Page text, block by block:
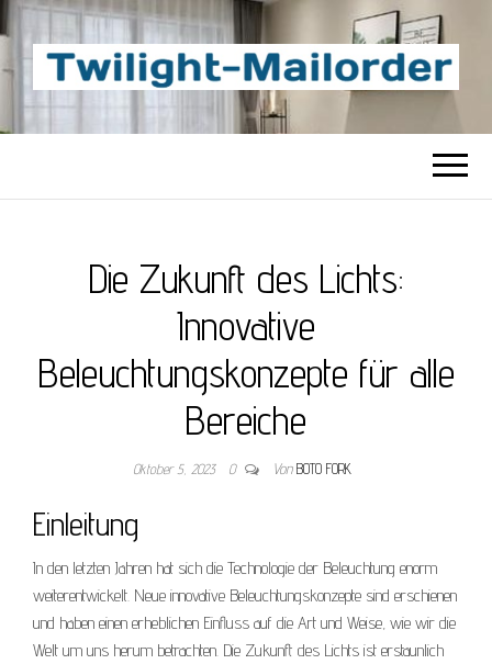
TWILIGHT-
MAILORDER
Beste Content-Sharing-Site
Die Zukunft des Lichts:
Innovative
Beleuchtungskonzepte für alle
Bereiche
Oktober 5, 2023 0 Von BOTO FORK
Einleitung
In den letzten Jahren hat sich die Technologie der Beleuchtung enorm
weiterentwickelt. Neue innovative Beleuchtungskonzepte sind erschienen
und haben einen erheblichen Einfluss auf die Art und Weise, wie wir die
Welt um uns herum betrachten. Die Zukunft des Lichts ist erstaunlich